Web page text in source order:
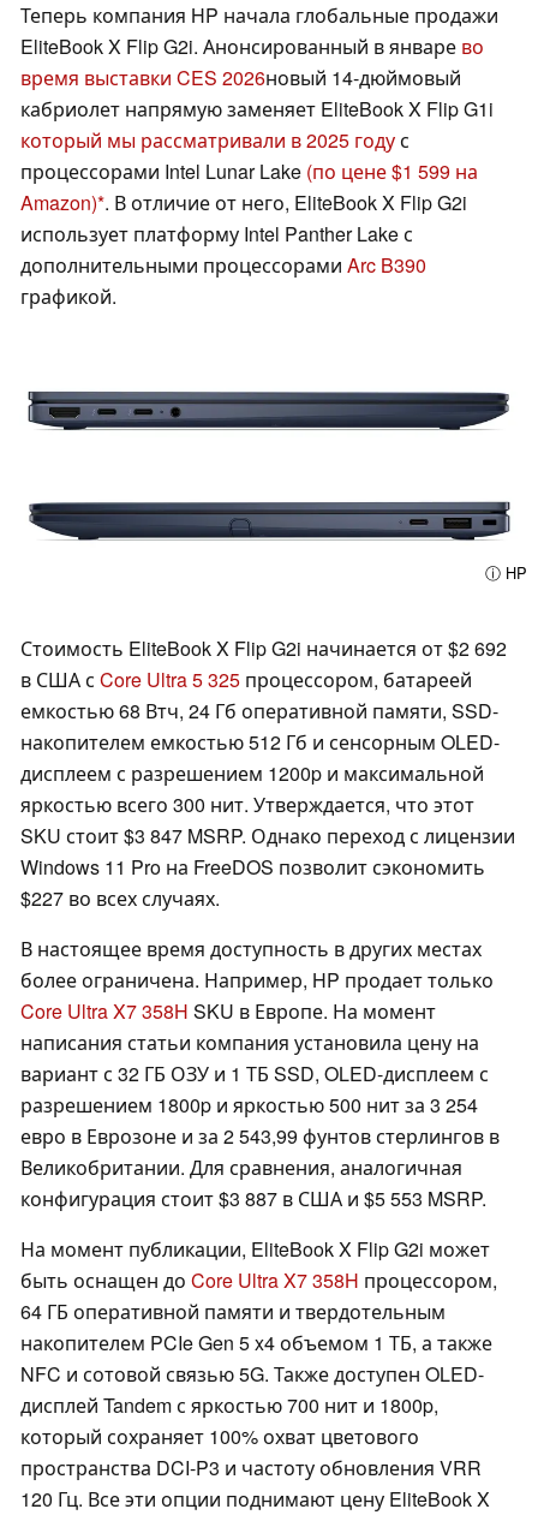
Теперь компания HP начала глобальные продажи
EliteBook X Flip G2i. Анонсированный в январе во
время выставки CES 2026новый 14-дюймовый
кабриолет напрямую заменяет EliteBook X Flip G1i
который мы рассматривали в 2025 годус
процессорами Intel Lunar Lake (по цене $1 599 на
Amazon) . В отличие от него, EliteBook X Flip G2i
использует платформу Intel Panther Lake с
дополнительными процессорами Arc B390
графикой.
ⓘ HP
Стоимость EliteBook X Flip G2i начинается от $2 692
в США с Core Ultra 5 325 процессором, батареей
емкостью 68 Втч, 24 Гб оперативной памяти, SSD-
накопителем емкостью 512 Гб и сенсорным OLED-
дисплеем с разрешением 1200p и максимальной
яркостью всего 300 нит. Утверждается, что этот
SKU стоит $3 847 MSRP. Однако переход с лицензии
Windows 11 Pro на FreeDOS позволит сэкономить
$227 во всех случаях.
В настоящее время доступность в других местах
более ограничена. Например, HP продает только
Core Ultra X7 358H SKU в Европе. На момент
написания статьи компания установила цену на
вариант с 32 ГБ ОЗУ и 1 ТБ SSD, OLED-дисплеем с
разрешением 1800p и яркостью 500 нит за 3 254
евро в Еврозоне и за 2 543,99 фунтов стерлингов в
Великобритании. Для сравнения, аналогичная
конфигурация стоит $3 887 в США и $5 553 MSRP.
На момент публикации, EliteBook X Flip G2i может
быть оснащен до Core Ultra X7 358H процессором,
64 ГБ оперативной памяти и твердотельным
накопителем PCIe Gen 5 x4 объемом 1 ТБ, а также
NFC и сотовой связью 5G. Также доступен OLED-
дисплей Tandem с яркостью 700 нит и 1800p,
который сохраняет 100% охват цветового
пространства DCI-P3 и частоту обновления VRR
120 Гц. Все эти опции поднимают цену EliteBook X